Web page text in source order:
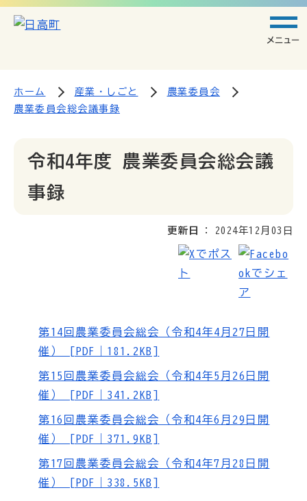
メニュー
ホーム 産業・しごと
農業委員会
農業委員会総会議事録
令和4年度 農業委員会総会議
事録
更新日 2024年12月03日
第14回農業委員会総会（令和4年4月27日開
催） [PDF｜181.2KB]
第15回農業委員会総会（令和4年5月26日開
催） [PDF｜341.2KB]
第16回農業委員会総会（令和4年6月29日開
催） [PDF｜371.9KB]
第17回農業委員会総会（令和4年7月28日開
催） [PDF｜338.5KB]